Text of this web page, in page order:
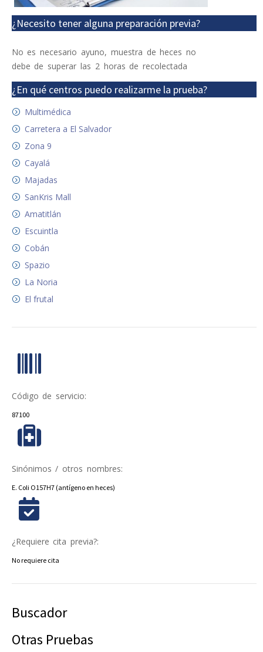
¿Necesito tener alguna preparación previa?
No es necesario ayuno, muestra de heces no
debe de superar las 2 horas de recolectada
¿En qué centros puedo realizarme la prueba?
Multimédica
Carretera a El Salvador
Zona 9
Cayalá
Majadas
SanKris Mall
Amatitlán
Escuintla
Cobán
Spazio
La Noria
El frutal
Código de servicio:
87100
Sinónimos / otros nombres:
E. Coli O157H7 (antígeno en heces)
¿Requiere cita previa?:
No requiere cita
Buscador
Otras Pruebas